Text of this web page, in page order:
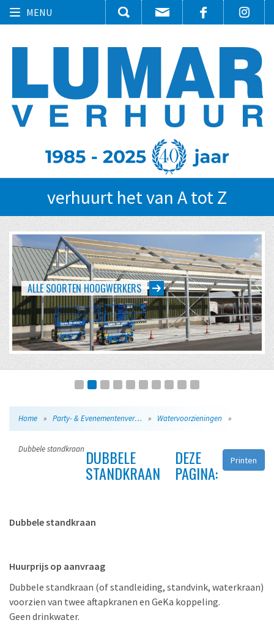
Toggle
MENU
verhuurt het van A tot Z
EVENTS VAN KLEIN TOT GROOT
Home » Party- & Evenementenverhuur » Watervoorzieningen »
Dubbele standkraan DUBBELE
STANDKRAAN
DEZE
PAGINA:
Printen
Dubbele standkraan
Huurprijs op aanvraag
Dubbele standkraan (of standleiding, standvink, waterkraan)
voorzien van twee aftapkranen en GeKa koppeling.
Geen drinkwater.